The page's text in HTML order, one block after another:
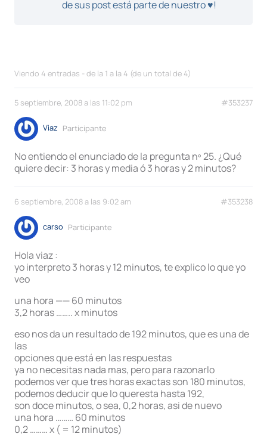
de sus post está parte de nuestro ♥!
Viendo 4 entradas - de la 1 a la 4 (de un total de 4)
5 septiembre, 2008 a las 11:02 pm #353237
Viaz Participante
No entiendo el enunciado de la pregunta nº 25. ¿Qué
quiere decir: 3 horas y media ó 3 horas y 2 minutos?
6 septiembre, 2008 a las 9:02 am #353238
carso Participante
Hola viaz :
yo interpreto 3 horas y 12 minutos, te explico lo que yo
veo
una hora —— 60 minutos
3,2 horas …….. x minutos
eso nos da un resultado de 192 minutos, que es una de
las
opciones que está en las respuestas
ya no necesitas nada mas, pero para razonarlo
podemos ver que tres horas exactas son 180 minutos,
podemos deducir que lo queresta hasta 192,
son doce minutos, o sea, 0,2 horas, asi de nuevo
una hora ……… 60 minutos
0,2 ……… x ( = 12 minutos)